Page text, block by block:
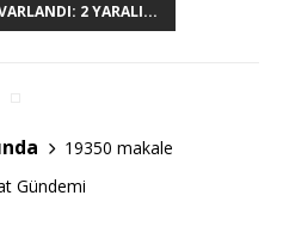
2 YARALI...
19350 makale
Gündemi